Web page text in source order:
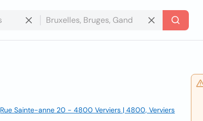
Rue Sainte-anne 20 - 4800 Verviers | 4800, Verviers